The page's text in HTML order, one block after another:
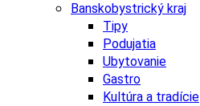
Banskobystrický kraj
Tipy
Podujatia
Ubytovanie
Gastro
Kultúra a tradície